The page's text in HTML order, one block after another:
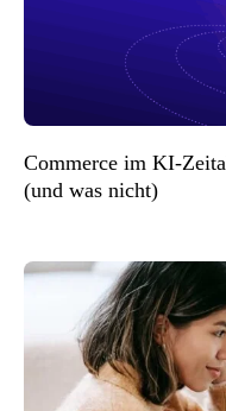
Commerce im KI-
(und was nicht)